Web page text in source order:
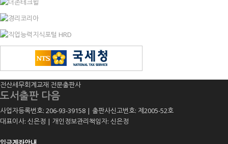
전산세무회계교재 전문출판사
도서출판 다음
사업자등록번호: 206-93-39158 | 출판사신고번호: 제2005-52호
대표이사: 신은정 | 개인정보관리책임자: 신은정